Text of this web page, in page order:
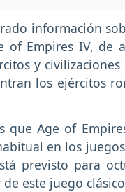
información
of Empires IV, de
y
los ejércitos
que Age of
en los
previsto para
este juego